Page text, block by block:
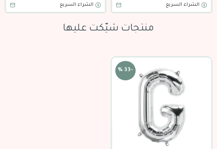
السريع الشراء السريع
منتجات شيّكت عليها
-33 %